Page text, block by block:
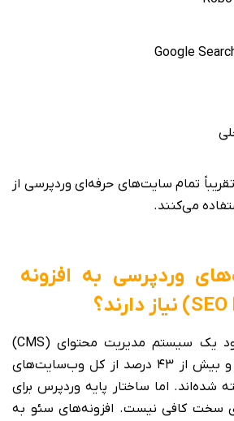
تمام سایت‌های حرفه‌ای وردپرسی از
می‌کنند.
وردپرسی به افزونه
وردپرس به خودی خود یک سیستم مدیریت محتوای (CMS)
بسیار استاندارد است و بیش از ۴۳ درصد از کل وب‌سایت‌های
شده‌اند. اما ساختار پایه وردپرس برای
سخت کافی نیست. افزونه‌های سئو به